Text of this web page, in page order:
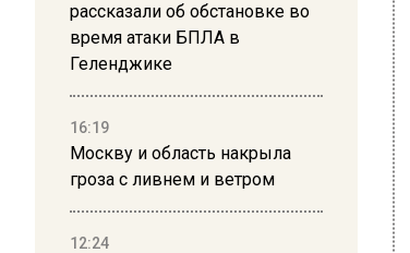
рассказали об обстановке во
время атаки БПЛА в
Геленджике
16:19
Москву и область накрыла
гроза с ливнем и ветром
12:24